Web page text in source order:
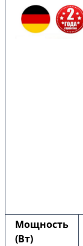
Мощность
(Вт)